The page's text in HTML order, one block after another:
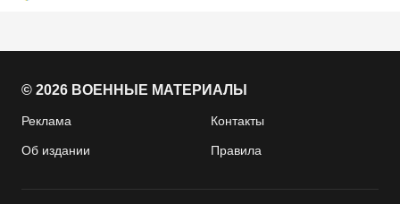
© 2026 ВОЕННЫЕ МАТЕРИАЛЫ
Реклама Контакты
Об издании Правила